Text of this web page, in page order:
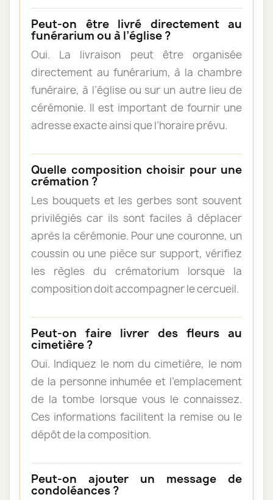
Peut-on être livré directement au
funérarium ou à l’église ?
Oui. La livraison peut être organisée
directement au funérarium, à la chambre
funéraire, à l’église ou sur un autre lieu de
cérémonie. Il est important de fournir une
adresse exacte ainsi que l’horaire prévu.
Quelle composition choisir pour une
crémation ?
Les bouquets et les gerbes sont souvent
privilégiés car ils sont faciles à déplacer
après la cérémonie. Pour une couronne, un
coussin ou une pièce sur support, vérifiez
les règles du crématorium lorsque la
composition doit accompagner le cercueil.
Peut-on faire livrer des fleurs au
cimetière ?
Oui. Indiquez le nom du cimetière, le nom
de la personne inhumée et l’emplacement
de la tombe lorsque vous le connaissez.
Ces informations facilitent la remise ou le
dépôt de la composition.
Peut-on ajouter un message de
condoléances ?